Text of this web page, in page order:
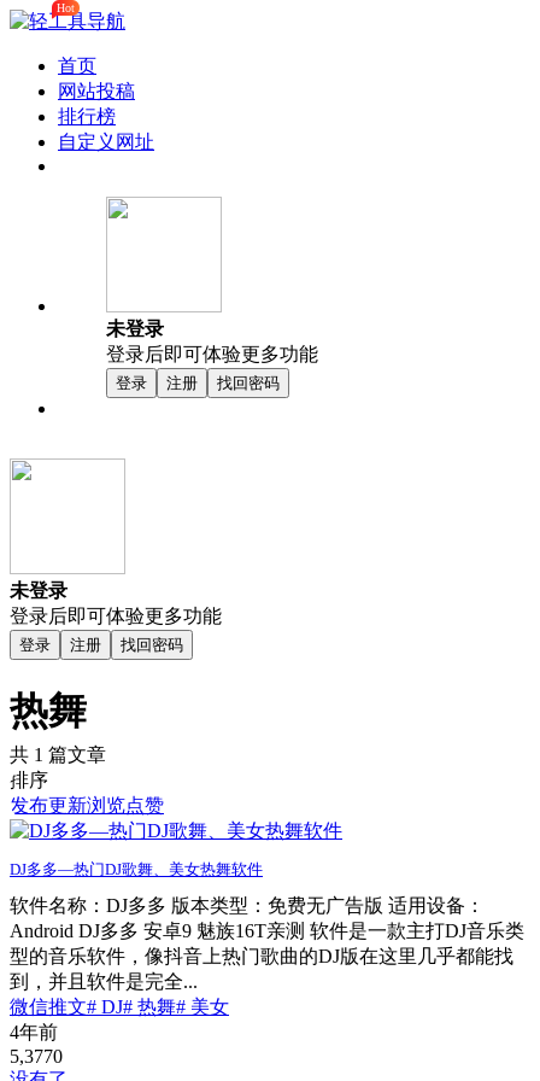
首页
网站投稿
排行榜
Hot
自定义网址
未登录
登录后即可体验更多功能
登录 注册 找回密码
未登录
登录后即可体验更多功能
登录 注册 找回密码
热舞
共 1 篇文章
排序
发布更新浏览点赞
DJ多多—热门DJ歌舞、美女热舞软件
软件名称：DJ多多 版本类型：免费无广告版 适用设备：
Android DJ多多 安卓9 魅族16T亲测 软件是一款主打DJ音乐类
型的音乐软件，像抖音上热门歌曲的DJ版在这里几乎都能找
到，并且软件是完全...
微信推文# DJ# 热舞# 美女
4年前
5,3770